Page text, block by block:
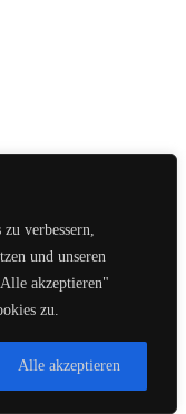
verbessern,
und unseren
akzeptieren"
zu.
Alle akzeptieren